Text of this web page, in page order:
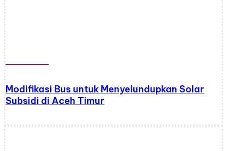
Modifikasi Bus untuk Menyelundupkan Solar
Subsidi di Aceh Timur